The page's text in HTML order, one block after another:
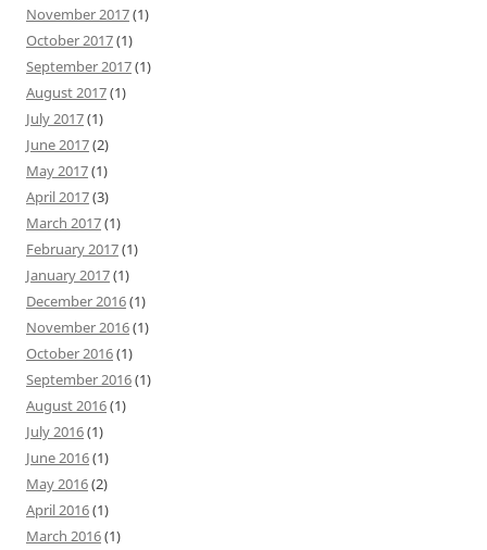
November 2017(1)
October 2017(1)
September 2017(1)
August 2017(1)
July 2017(1)
June 2017(2)
May 2017(1)
April 2017(3)
March 2017(1)
February 2017(1)
January 2017(1)
December 2016(1)
November 2016(1)
October 2016(1)
September 2016(1)
August 2016(1)
July 2016(1)
June 2016(1)
May 2016(2)
April 2016(1)
March 2016(1)